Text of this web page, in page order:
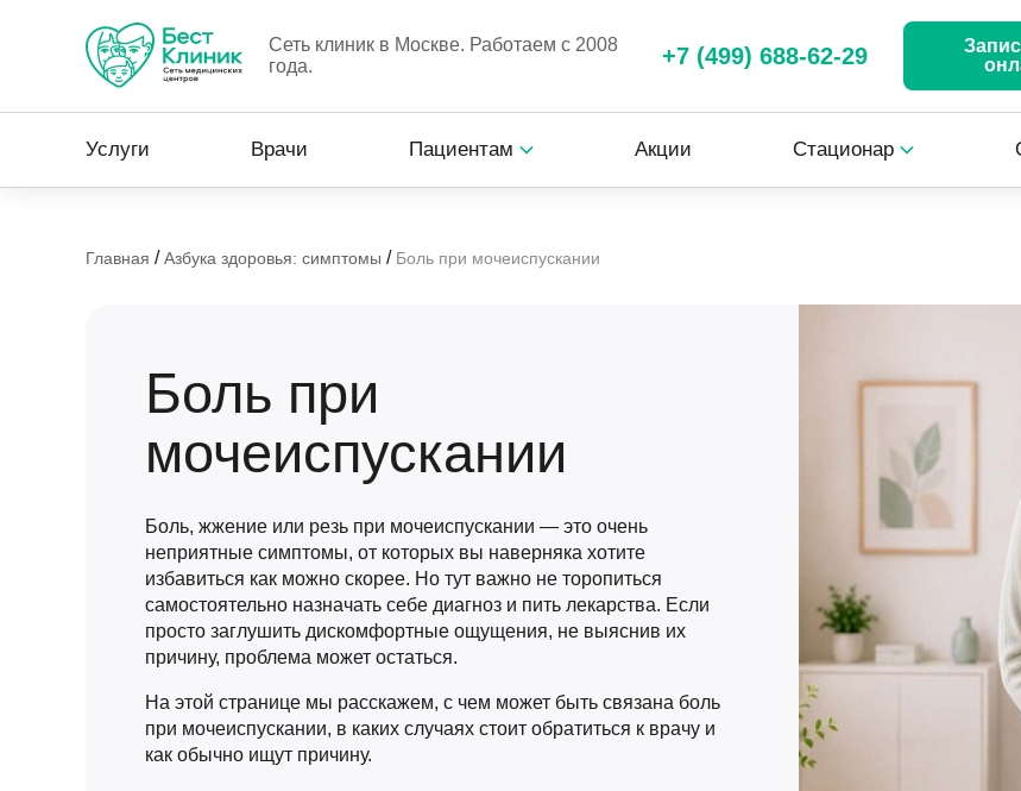
Сеть клиник в Москве. Работаем с 2008
года.
+7 (499) 688-62-29
Услуги Врачи Пациентам Акции Стационар
Главная /Азбука здоровья: симптомы / Боль при мочеиспускании
Боль при
мочеиспускании
Боль, жжение или резь при мочеиспускании — это очень
неприятные симптомы, от которых вы наверняка хотите
избавиться как можно скорее. Но тут важно не торопиться
самостоятельно назначать себе диагноз и пить лекарства. Если
просто заглушить дискомфортные ощущения, не выяснив их
причину, проблема может остаться.
На этой странице мы расскажем, с чем может быть связана боль
при мочеиспускании, в каких случаях стоит обратиться к врачу и
как обычно ищут причину.